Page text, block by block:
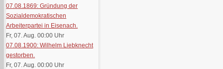
07.08.1869: Gründung der
Sozialdemokratischen
Arbeiterpartei in Eisenach.
Fr, 07. Aug. 00:00 Uhr
07.08.1900: Wilhelm Liebknecht
gestorben.
Fr, 07. Aug. 00:00 Uhr